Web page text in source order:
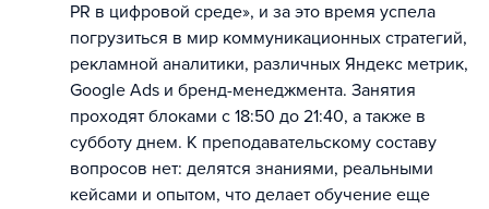
PR в цифровой среде», и за это время успела
погрузиться в мир коммуникационных стратегий,
рекламной аналитики, различных Яндекс метрик,
Google Ads и бренд-менеджмента. Занятия
проходят блоками с 18:50 до 21:40, а также в
субботу днем. К преподавательскому составу
вопросов нет: делятся знаниями, реальными
кейсами и опытом, что делает обучение еще